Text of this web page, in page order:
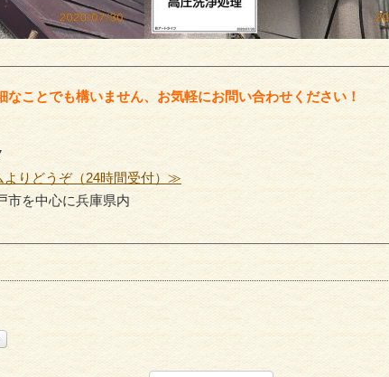
ことでも構いません、お気軽にお問い合わせください！
よりどうぞ（24時間受付）≫
市を中心に兵庫県内